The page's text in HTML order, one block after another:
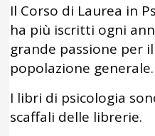
Il Corso di Laurea in
ha più iscritti ogni
grande passione per
popolazione generale.
I libri di psicologia
scaffali delle librerie.